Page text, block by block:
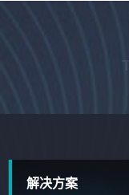
解决方案